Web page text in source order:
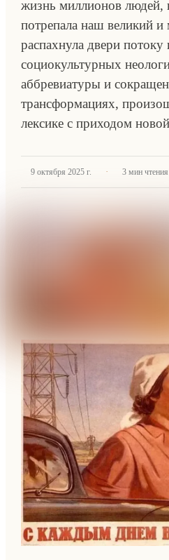
жизнь миллионов людей,
потрепала наш великий
распахнула двери
социокультурных
аббревиатуры и
трансформациях,
лексике с приходом
9 октября 2025 г. · 3 мин чтения